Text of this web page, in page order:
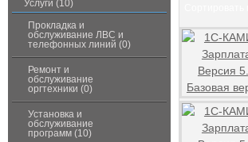
Услуги (10)
Прокладка и
обслуживание ЛВС и
телефонных линий (0)
Ремонт и
обслуживание
оргтехники (0)
Установка и
обслуживание
программ (10)